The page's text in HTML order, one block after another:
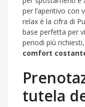
per l’aperitivo con
relax è la cifra di
base perfetta per
periodi più
comfort
tutela